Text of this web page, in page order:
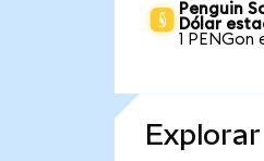
Penguin
Dólar
1 PENGon